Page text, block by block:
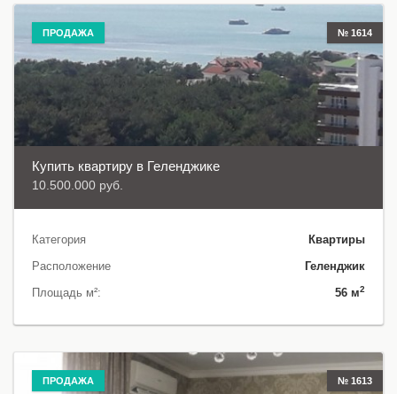
ПРОДАЖА № 1614
Купить квартиру в Геленджике
10.500.000 руб.
Категория
Квартиры
Расположение
Геленджик
Площадь м²:
56 м2
ПРОДАЖА № 1613